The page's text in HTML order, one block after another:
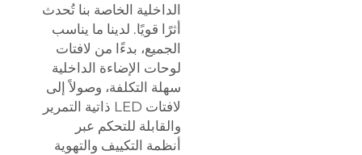
الداخلية الخاصة بنا تُحدث
أثرًا قويًا. لدينا ما يناسب
الجميع، بدءًا من لافتات
لوحات الإضاءة الداخلية
سهلة التكلفة، وصولاً إلى
لافتات LED ذاتية التمرير
والقابلة للتحكم عبر
أنظمة التكييف والتهوية